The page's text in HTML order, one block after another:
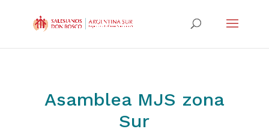
Asamblea MJS zona
Sur